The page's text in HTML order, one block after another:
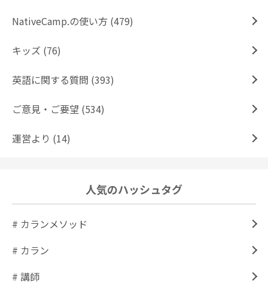
NativeCamp.の使い方 (479)
キッズ (76)
英語に関する質問 (393)
ご意見・ご要望 (534)
運営より (14)
人気のハッシュタグ
# カランメソッド
# カラン
# 講師